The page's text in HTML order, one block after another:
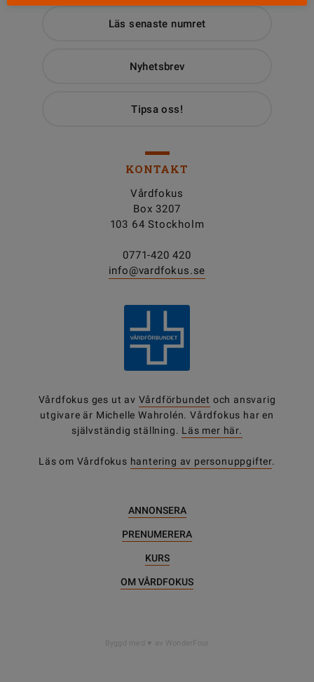
Läs senaste numret
Nyhetsbrev
Tipsa oss!
KONTAKT
Vårdfokus
Box 3207
103 64 Stockholm
0771-420 420
info@vardfokus.se
Vårdfokus ges ut av Vårdförbundet och ansvarig
utgivare är Michelle Wahrolén. Vårdfokus har en
självständig ställning. Läs mer här.
Läs om Vårdfokus hantering av personuppgifter.
ANNONSERA
PRENUMERERA
KURS
OM VÅRDFOKUS
Byggd med av WonderFour